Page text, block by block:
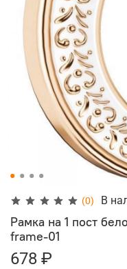
(0) В
Рамка на 1 пост
frame-01
678 ₽